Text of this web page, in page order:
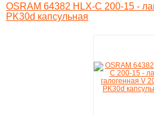
OSRAM 64382 HLX-C 200-15 -
PK30d капсульная